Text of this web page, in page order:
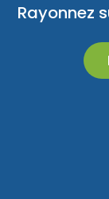
Rayonnez